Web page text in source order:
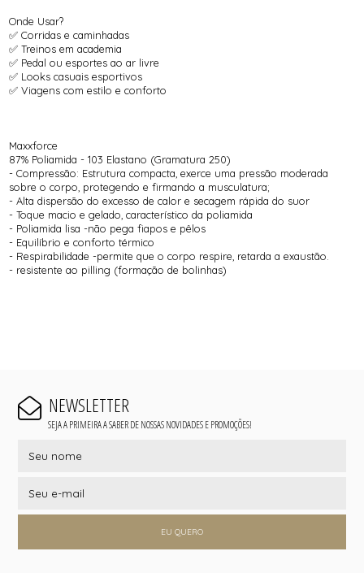
Onde Usar?
✅ Corridas e caminhadas
✅ Treinos em academia
✅ Pedal ou esportes ao ar livre
✅ Looks casuais esportivos
✅ Viagens com estilo e conforto
Maxxforce
87% Poliamida - 103 Elastano (Gramatura 250)
- Compressão: Estrutura compacta, exerce uma pressão moderada
sobre o corpo, protegendo e firmando a musculatura;
- Alta dispersão do excesso de calor e secagem rápida do suor
- Toque macio e gelado, característico da poliamida
- Poliamida lisa -não pega fiapos e pêlos
- Equilíbrio e conforto térmico
- Respirabilidade -permite que o corpo respire, retarda a exaustão.
- resistente ao pilling (formação de bolinhas)
NEWSLETTER
SEJA A PRIMEIRA A SABER DE NOSSAS NOVIDADES E PROMOÇÕES!
EU QUERO